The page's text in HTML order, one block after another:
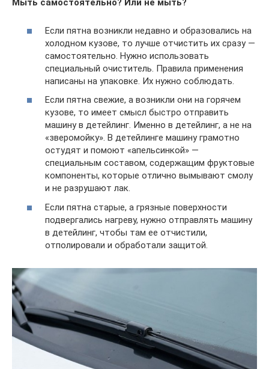
Мыть самостоятельно? Или не мыть?
Если пятна возникли недавно и образовались на
холодном кузове, то лучше отчистить их сразу —
самостоятельно. Нужно использовать
специальный очиститель. Правила применения
написаны на упаковке. Их нужно соблюдать.
Если пятна свежие, а возникли они на горячем
кузове, то имеет смысл быстро отправить
машину в детейлинг. Именно в детейлинг, а не на
«зверомойку». В детейлинге машину грамотно
остудят и помоют «апельсинкой» —
специальным составом, содержащим фруктовые
компоненты, которые отлично вымывают смолу
и не разрушают лак.
Если пятна старые, а грязные поверхности
подвергались нагреву, нужно отправлять машину
в детейлинг, чтобы там ее отчистили,
отполировали и обработали защитой.